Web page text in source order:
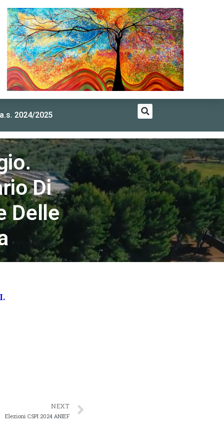
2024/2025
Scuola
Di
Delle
NEXT
Elezioni CSPI 2024 ANIEF